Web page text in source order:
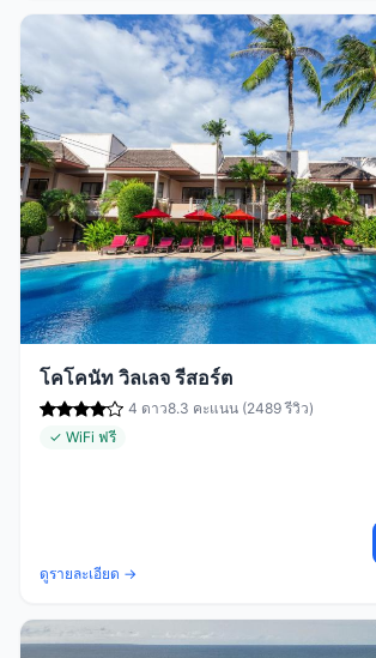
โคโคนัท วิลเลจ รีสอร์ต
4 ดาว8.3 คะแนน (2489 รีวิว)
✓ WiFi ฟรี
ดูรายละเอียด →